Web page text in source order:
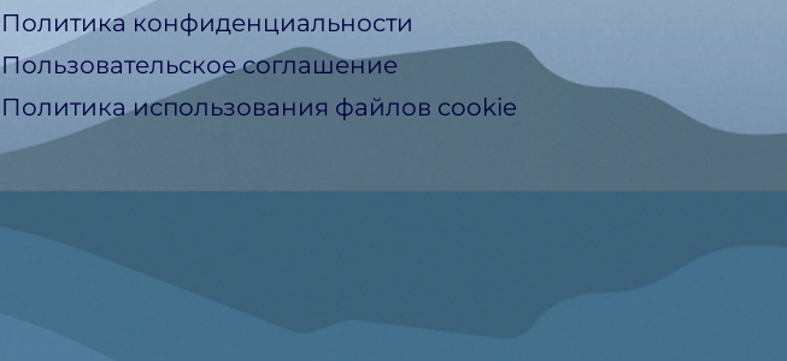
Политика конфиденциальности
Пользовательское соглашение
Политика использования файлов cookie